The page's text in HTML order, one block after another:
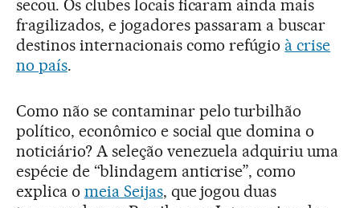
secou. Os clubes locais ficaram ainda mais
fragilizados, e jogadores passaram a buscar
destinos internacionais como refúgio à crise
no país.
Como não se contaminar pelo turbilhão
político, econômico e social que domina o
noticiário? A seleção venezuela adquiriu uma
espécie de “blindagem anticrise”, como
explica o meia Seijas, que jogou duas